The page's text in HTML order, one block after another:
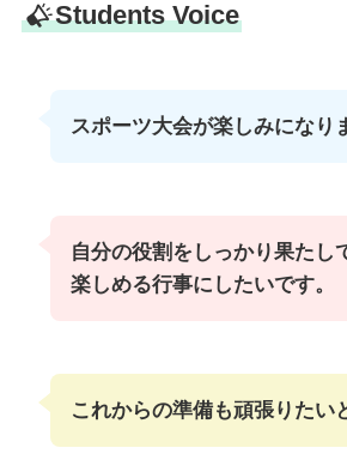
Students Voice
スポーツ大会が楽しみになり
自分の役割をしっかり果たし
楽しめる行事にしたいです。
これからの準備も頑張りたい